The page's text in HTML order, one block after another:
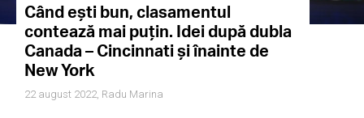
Când ești bun, clasamentul
contează mai puțin. Idei după dubla
Canada – Cincinnati și înainte de
New York
22 august 2022, Radu Marina